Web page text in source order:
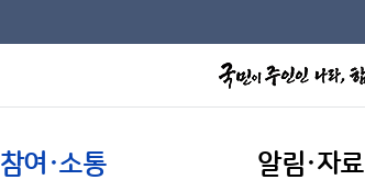
참여·소통 알림·자료